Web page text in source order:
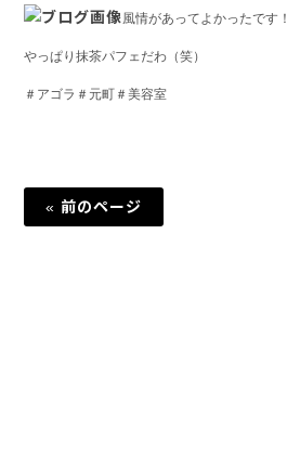
風情があってよかったです！
やっぱり抹茶パフェだわ（笑）
＃アゴラ＃元町＃美容室
« 前のページ